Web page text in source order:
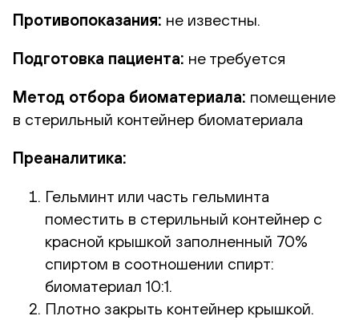
Противопоказания: не известны.
Подготовка пациента: не требуется
Метод отбора биоматериала: помещение
в стерильный контейнер биоматериала
Преаналитика:
Гельминт или часть гельминта
поместить в стерильный контейнер с
красной крышкой заполненный 70%
спиртом в соотношении спирт:
биоматериал 10:1.
Плотно закрыть контейнер крышкой.